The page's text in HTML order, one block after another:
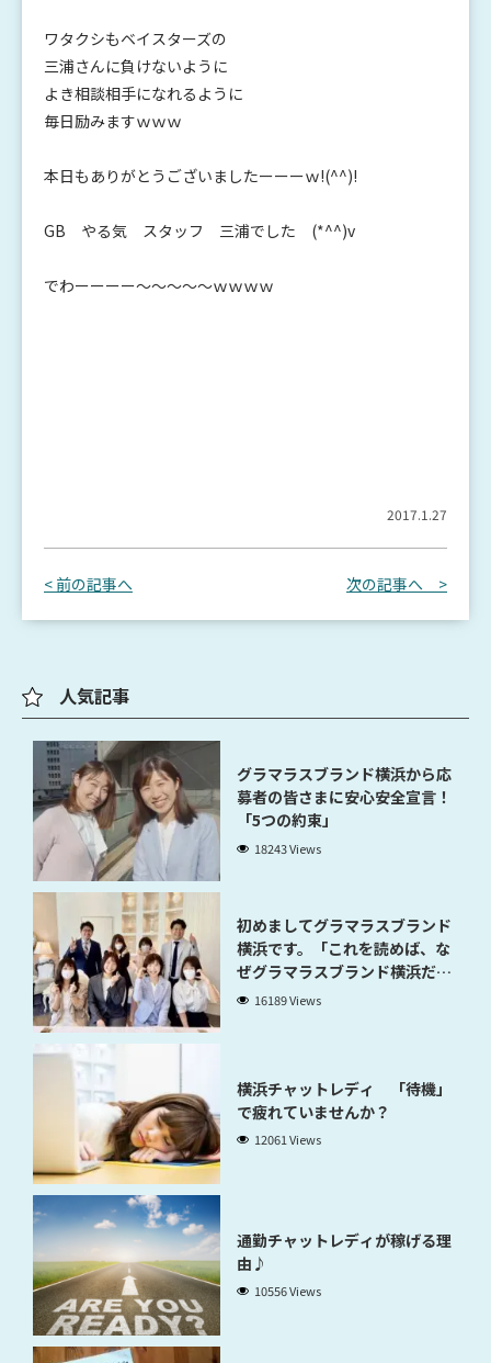
ワタクシもベイスターズの
三浦さんに負けないように
よき相談相手になれるように
毎日励みますｗｗｗ
本日もありがとうございましたーーーｗ!(^^)!
GB やる気 スタッフ 三浦でした (*^^)v
でわーーーー～～～～～ｗｗｗｗ
2017.1.27
< 前の記事へ 次の記事へ >
人気記事
グラマラスブランド横浜から応
募者の皆さまに安心安全宣言！
「5つの約束」
18243 Views
初めましてグラマラスブランド
横浜です。「これを読めば、な
ぜグラマラスブランド横浜だと
稼げるのかが分かります」
16189 Views
横浜チャットレディ 「待機」
で疲れていませんか？
12061 Views
通勤チャットレディが稼げる理
由♪
10556 Views